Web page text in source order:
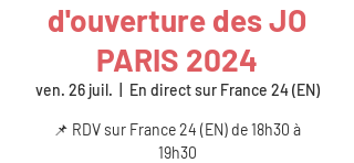
d'ouverture des JO
PARIS 2024
ven. 26 juil. En direct sur France 24 (EN)
📌 RDV sur France 24 (EN) de 18h30 à
19h30